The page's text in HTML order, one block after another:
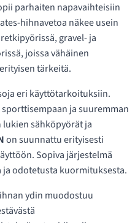
parhaiten napavaihteisiin
hihnavetoa näkee usein
gravel- ja
joissa vähäinen
tärkeitä.
eri käyttötarkoituksiin.
ja suuremman
sähköpyörät ja
on suunnattu erityisesti
Sopiva järjestelmä
odotetusta kuormituksesta.
ydin muodostuu